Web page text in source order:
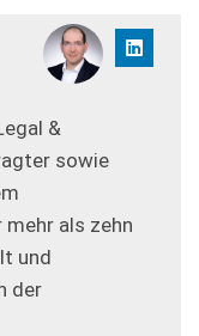
&
sowie
als zehn
und
der